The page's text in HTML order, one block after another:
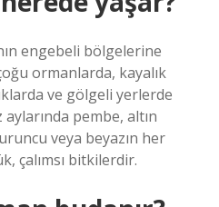
engebeli bölgelerine
ormanlarda, kayalık
ve gölgeli yerlerde
pembe, altın
veya beyazın her
çalımsı bitkilerdir.